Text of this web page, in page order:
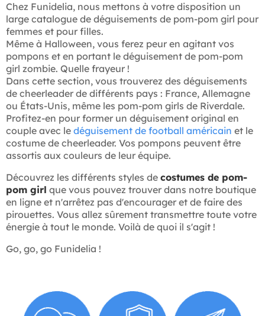
Chez Funidelia, nous mettons à votre disposition un
large catalogue de déguisements de pom-pom girl pour
femmes et pour filles.
Même à Halloween, vous ferez peur en agitant vos
pompons et en portant le déguisement de pom-pom
girl zombie. Quelle frayeur !
Dans cette section, vous trouverez des déguisements
de cheerleader de différents pays : France, Allemagne
ou États-Unis, même les pom-pom girls de Riverdale.
Profitez-en pour former un déguisement original en
couple avec le déguisement de football américain et le
costume de cheerleader. Vos pompons peuvent être
assortis aux couleurs de leur équipe.
Découvrez les différents styles de costumes de pom-
pom girl que vous pouvez trouver dans notre boutique
en ligne et n'arrêtez pas d'encourager et de faire des
pirouettes. Vous allez sûrement transmettre toute votre
énergie à tout le monde. Voilà de quoi il s'agit !
Go, go, go Funidelia !